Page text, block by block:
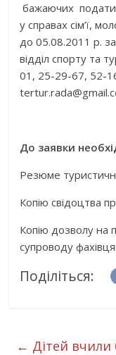
бажаючих подати
у справах сім’ї,
до 05.08.2011 р.
відділ спорту та
01, 25-29-67, 52-
До заявки
Резюме
Копію свідоцтва
Копію дозволу на
супроводу
Поділіться:
← Дітей